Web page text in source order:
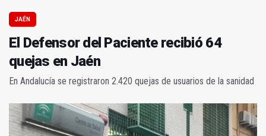
JAÉN
El Defensor del Paciente recibió 64
quejas en Jaén
En Andalucía se registraron 2.420 quejas de usuarios de la sanidad